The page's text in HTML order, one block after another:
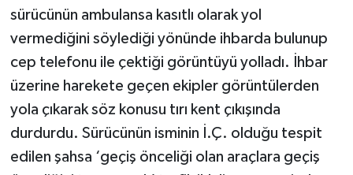
sürücünün ambulansa kasıtlı olarak yol
vermediğini söylediği yönünde ihbarda bulunup
cep telefonu ile çektiği görüntüyü yolladı. İhbar
üzerine harekete geçen ekipler görüntülerden
yola çıkarak söz konusu tırı kent çıkışında
durdurdu. Sürücünün isminin İ.Ç. olduğu tespit
edilen şahsa ‘geçiş önceliği olan araçlara geçiş